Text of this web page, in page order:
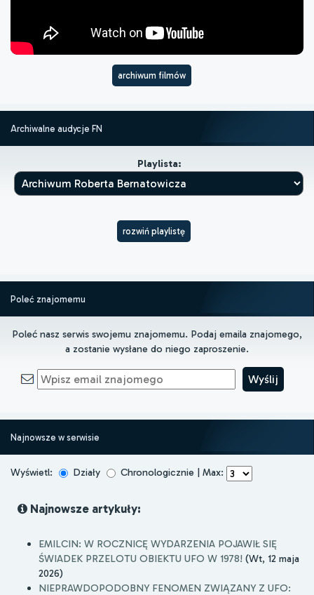
archiwum filmów
Archiwalne audycje FN
Playlista:
rozwiń playlistę
Poleć znajomemu
Poleć nasz serwis swojemu znajomemu. Podaj emaila znajomego,
a zostanie wysłane do niego zaproszenie.
Najnowsze w serwisie
Wyświetl: Działy Chronologicznie | Max:
Najnowsze artykuły:
EMILCIN: W ROCZNICĘ WYDARZENIA POJAWIŁ SIĘ
ŚWIADEK PRZELOTU OBIEKTU UFO W 1978! (Wt, 12 maja
2026)
NIEPRAWDOPODOBNY FENOMEN ZWIĄZANY Z UFO: